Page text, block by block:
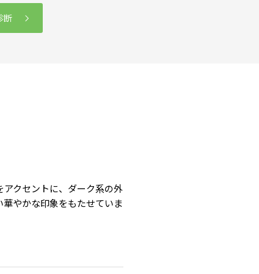
断
クセントに、ダーク系の外
やかな印象をもたせていま